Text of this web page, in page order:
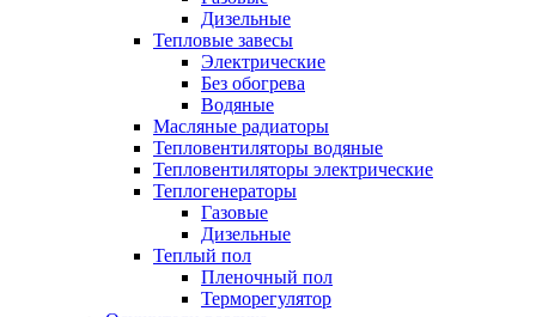
Дизельные
Тепловые завесы
Электрические
Без обогрева
Водяные
Масляные радиаторы
Тепловентиляторы водяные
Тепловентиляторы электрические
Теплогенераторы
Газовые
Дизельные
Теплый пол
Пленочный пол
Терморегулятор